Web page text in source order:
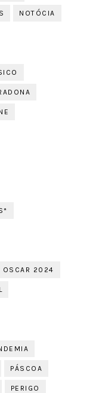
NOTÓCIA
OSCAR 2024
PÁSCOA
PERIGO